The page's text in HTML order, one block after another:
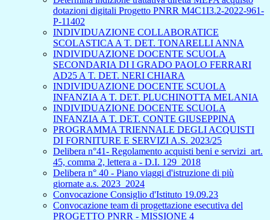
dotazioni digitali Progetto PNRR M4C1I3.2-2022-961-
P-11402
INDIVIDUAZIONE COLLABORATICE
SCOLASTICA A T. DET. TONARELLI ANNA
INDIVIDUAZIONE DOCENTE SCUOLA
SECONDARIA DI I GRADO PAOLO FERRARI
AD25 A T. DET. NERI CHIARA
INDIVIDUAZIONE DOCENTE SCUOLA
INFANZIA A T. DET. PLUCHINOTTA MELANIA
INDIVIDUAZIONE DOCENTE SCUOLA
INFANZIA A T. DET. CONTE GIUSEPPINA
PROGRAMMA TRIENNALE DEGLI ACQUISTI
DI FORNITURE E SERVIZI A.S. 2023/25
Delibera n°41- Regolamento acquisti beni e servizi_art.
45, comma 2, lettera a - D.I. 129_2018
Delibera n° 40 - Piano viaggi d'istruzione di più
giornate a.s. 2023_2024
Convocazione Consiglio d'Istituto 19.09.23
Convocazione team di progettazione esecutiva del
PROGETTO PNRR - MISSIONE 4